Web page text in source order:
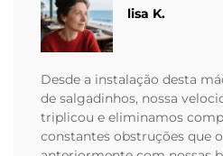
lisa K.
Desde a instalação desta
de salgadinhos, nossa
triplicou e eliminamos
constantes obstruções que